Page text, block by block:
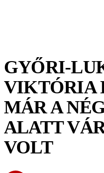
GYŐRI-
VIKTÓRIA
MÁR A
ALATT
VOLT